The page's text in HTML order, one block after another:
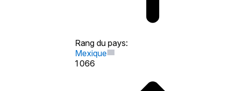
Rang du pays:
Mexique
1 066